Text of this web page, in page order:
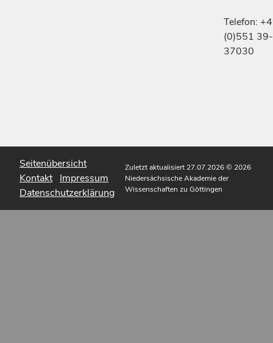
Telefon:
(0)551 39-
37030
Seitenübersicht
Kontakt Impressum
Datenschutzerklärung
Zuletzt aktualisiert 27.07.2026© 2026
Niedersächsische Akademie der
Wissenschaften zu Göttingen